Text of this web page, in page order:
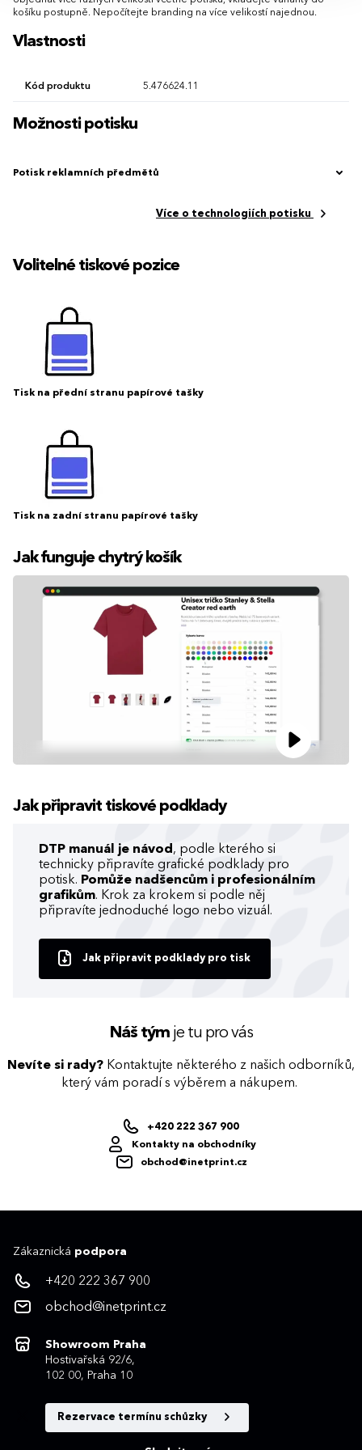
košíku postupně. Nepočítejte branding na více velikostí najednou.
Vlastnosti
Kód produktu 5.476624.11
Možnosti potisku
Potisk reklamních předmětů
Více o technologiích potisku
Volitelné tiskové pozice
Tisk na přední stranu papírové tašky
Tisk na zadní stranu papírové tašky
Jak funguje chytrý košík
Jak připravit tiskové podklady
DTP manuál je návod , podle kterého si
technicky připravíte grafické podklady pro
potisk. Pomůže nadšencům i profesionálním
grafikům. Krok za krokem si podle něj
připravíte jednoduché logo nebo vizuál.
Jak připravit podklady pro tisk
Náš týmje tu pro vás
Nevíte si rady? Kontaktujte některého z našich odborníků,
který vám poradí s výběrem a nákupem.
+420 222 367 900
Kontakty na obchodníky
obchod@inetprint.cz
Zákaznická podpora
+420 222 367 900
obchod@inetprint.cz
Showroom Praha
Hostivařská 92/6,
102 00, Praha 10
Rezervace termínu schůzky